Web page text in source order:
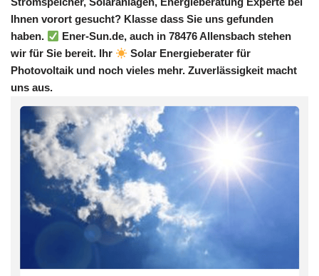
Ihnen vorort gesucht? Klasse dass Sie uns gefunden
haben.
Ener-Sun.de, auch in 78476 Allensbach stehen
wir für Sie bereit. Ihr
Solar Energieberater für
Photovoltaik und noch vieles mehr. Zuverlässigkeit macht
uns aus.